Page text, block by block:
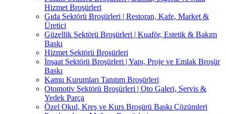
Hizmet Broşürleri
Gıda Sektörü Broşürleri | Restoran, Kafe, Market &
Üretici
Güzellik Sektörü Broşürleri | Kuaför, Estetik & Bakım
Baskı
Hizmet Sektörü Broşürleri
İnşaat Sektörü Broşürleri | Yapı, Proje ve Emlak Broşür
Baskı
Kamu Kurumları Tanıtım Broşürleri
Otomotiv Sektörü Broşürleri | Oto Galeri, Servis &
Yedek Parça
Özel Okul, Kreş ve Kurs Broşürü Baskı Çözümleri